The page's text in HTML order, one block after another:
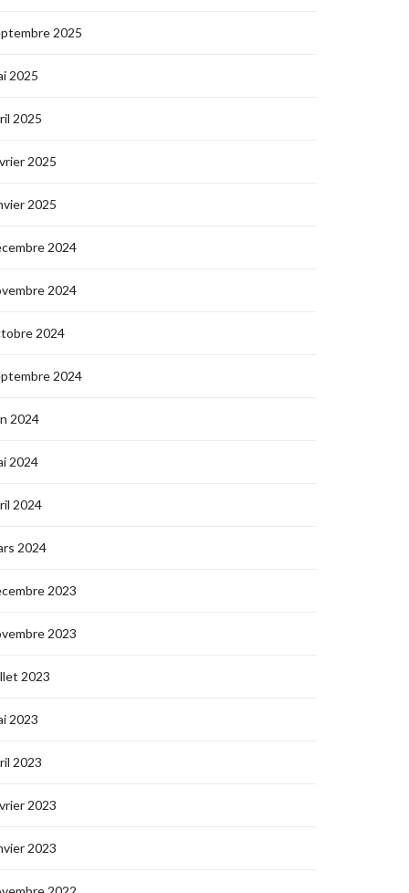
2025
2025
2025
2025
2025
2024
2024
2024
2024
2024
2024
2024
2024
2023
2023
2023
2023
2023
2023
2023